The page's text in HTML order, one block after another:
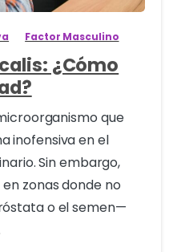
Factor Masculino
¿Cómo
que
inofensiva en el
Sin embargo,
zonas donde no
o el semen—